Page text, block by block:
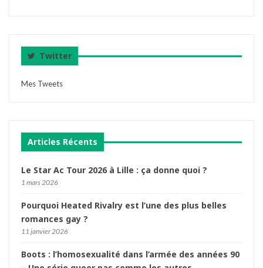
Twitter
Mes Tweets
Articles Récents
Le Star Ac Tour 2026 à Lille : ça donne quoi ?
1 mars 2026
Pourquoi Heated Rivalry est l’une des plus belles
romances gay ?
11 janvier 2026
Boots : l’homosexualité dans l’armée des années 90